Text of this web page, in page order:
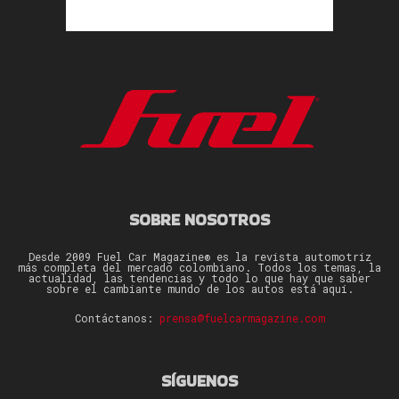
SOBRE NOSOTROS
Desde 2009 Fuel Car Magazine® es la revista automotriz
más completa del mercado colombiano. Todos los temas, la
actualidad, las tendencias y todo lo que hay que saber
sobre el cambiante mundo de los autos está aquí.
Contáctanos: prensa@fuelcarmagazine.com
SÍGUENOS